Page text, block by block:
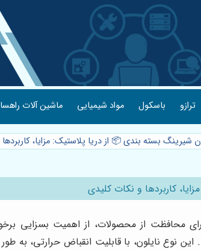
ترازو باسکول مواد شیمیایی ماشین آلات
شیرینگ بسته بندی 📦 از دریا پلاستیک: مزایا،
کاربردها و نکات کلیدی
محافظت از محصولات، از اهمیت بسزایی
نوع نایلون، با قابلیت انقباض حرارتی، به